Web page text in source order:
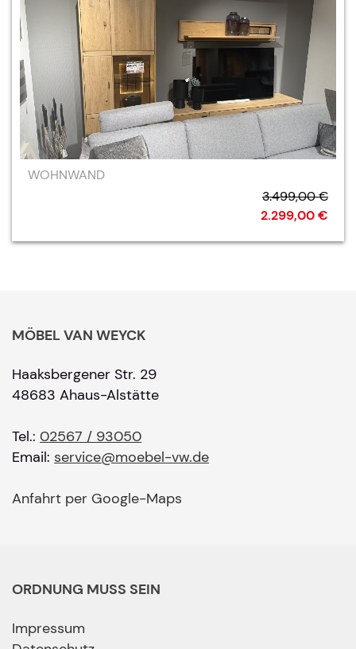
WOHNWAND
3.499,00 €
2.299,00 €
MÖBEL VAN WEYCK
Haaksbergener Str. 29
48683 Ahaus-Alstätte
Tel.: 02567 / 93050
Email: service@moebel-vw.de
Anfahrt per Google-Maps
ORDNUNG MUSS SEIN
Impressum